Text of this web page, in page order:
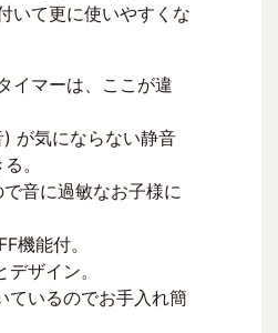
いて更に使いやすくな
イマーは、ここが違
が気にならない静音
。
音に過敏なお子様に
機能付。
ザイン。
ているのでお手入れ簡